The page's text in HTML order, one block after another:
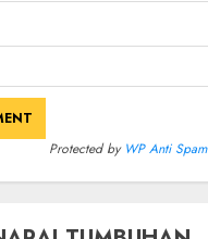
Protected by WP Anti Spam